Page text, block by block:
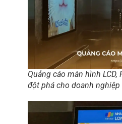
Quảng cáo màn hình
đột phá cho doanh nghiệp